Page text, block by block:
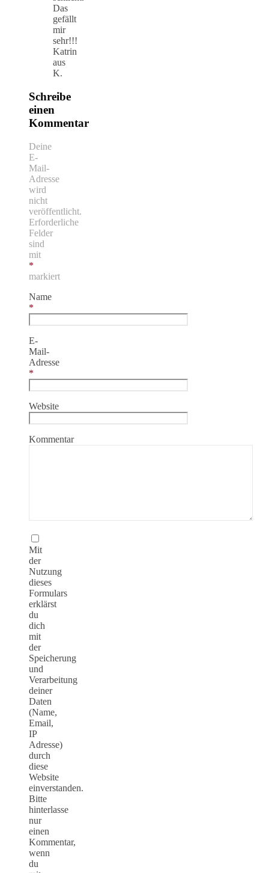
Das
gefällt
mir
sehr!!!
Katrin
aus
K.
Schreibe
einen
Kommentar
Deine
E-
Mail-
Adresse
wird
nicht
veröffentlicht.
Erforderliche
Felder
sind
mit
*
markiert
Name
*
E-
Mail-
Adresse
*
Website
Kommentar
Mit
der
Nutzung
dieses
Formulars
erklärst
du
dich
mit
der
Speicherung
und
Verarbeitung
deiner
Daten
(Name,
Email,
IP
Adresse)
durch
diese
Website
einverstanden.
Bitte
hinterlasse
nur
einen
Kommentar,
wenn
du